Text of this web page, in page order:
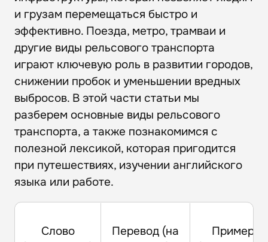
и грузам перемещаться быстро и
эффективно. Поезда, метро, трамваи и
другие виды рельсового транспорта
играют ключевую роль в развитии городов,
снижении пробок и уменьшении вредных
выбросов. В этой части статьи мы
разберем основные виды рельсового
транспорта, а также познакомимся с
полезной лексикой, которая пригодится
при путешествиях, изучении английского
языка или работе.
Слово
Перевод (на
Пример